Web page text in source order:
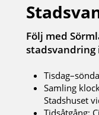
Följ med
stadsvandring
Samling
Stadshuset
Tidsåtgång: